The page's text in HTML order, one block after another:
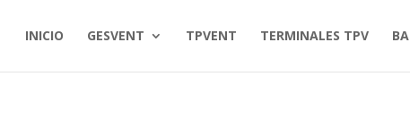
INICIO GESVENT TPVENT TERMINALES TPV